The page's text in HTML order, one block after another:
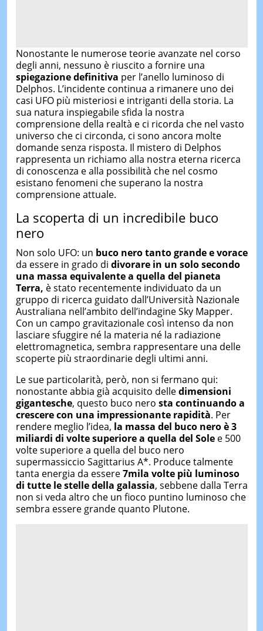
Nonostante le numerose teorie avanzate nel corso
degli anni, nessuno è riuscito a fornire una
spiegazione definitiva per l’anello luminoso di
Delphos. L’incidente continua a rimanere uno dei
casi UFO più misteriosi e intriganti della storia. La
sua natura inspiegabile sfida la nostra
comprensione della realtà e ci ricorda che nel vasto
universo che ci circonda, ci sono ancora molte
domande senza risposta. Il mistero di Delphos
rappresenta un richiamo alla nostra eterna ricerca
di conoscenza e alla possibilità che nel cosmo
esistano fenomeni che superano la nostra
comprensione attuale.
La scoperta di un incredibile buco
nero
Non solo UFO: un buco nero tanto grande e vorace
da essere in grado di divorare in un solo secondo
una massa equivalente a quella del pianeta
Terra, è stato recentemente individuato da un
gruppo di ricerca guidato dall’Università Nazionale
Australiana nell’ambito dell’indagine Sky Mapper.
Con un campo gravitazionale così intenso da non
lasciare sfuggire né la materia né la radiazione
elettromagnetica, sembra rappresentare una delle
scoperte più straordinarie degli ultimi anni.
Le sue particolarità, però, non si fermano qui:
nonostante abbia già acquisito delledimensioni
gigantesche, questo buco nero sta continuando a
crescere con una impressionante rapidità. Per
rendere meglio l’idea, la massa del buco nero è 3
miliardi di volte superiore a quella del Solee 500
volte superiore a quella del buco nero
supermassiccio Sagittarius A*. Produce talmente
tanta energia da essere7mila volte più luminoso
di tutte le stelle della galassia, sebbene dalla Terra
non si veda altro che un fioco puntino luminoso che
sembra essere grande quanto Plutone.